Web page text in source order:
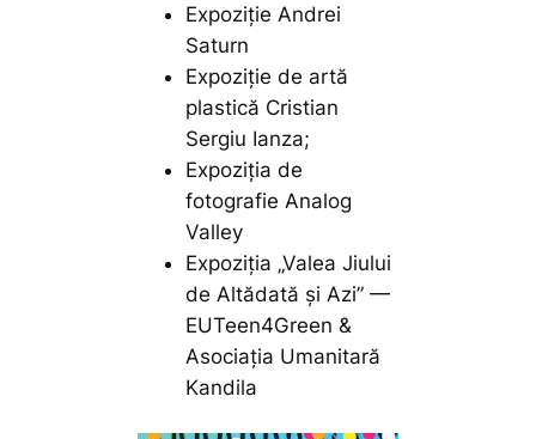
Expoziție Andrei
Saturn
Expoziție de artă
plastică Cristian
Sergiu Ianza;
Expoziția de
fotografie Analog
Valley
Expoziția „Valea Jiului
de Altădată și Azi” —
EUTeen4Green &
Asociația Umanitară
Kandila